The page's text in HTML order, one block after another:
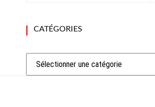
CATÉGORIES